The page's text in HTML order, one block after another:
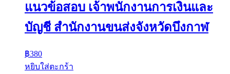
แนวข้อสอบ เจ้าพนักงานการเงินและ
บัญชี สำนักงานขนส่งจังหวัดบึงกาฬ
฿380
หยิบใส่ตะกร้า